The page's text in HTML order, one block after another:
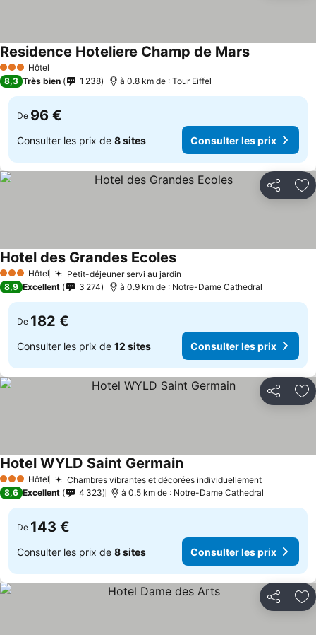
3 ÉtoilesHôtel
Residence Hoteliere Champ de Mars
8,3 Très bien 1 238 à 0.8 km de : Tour Eiffel
De 96 €
Consulter les prix de 8 sites Consulter les prix
Partager
3 ÉtoilesHôtel Petit-déjeuner servi au jardin
Hotel des Grandes Ecoles
8,9 Excellent 3 274 à 0.9 km de : Notre-Dame Cathedral
De 182 €
Consulter les prix de 12 sites Consulter les prix
Partager
3 ÉtoilesHôtel Chambres vibrantes et décorées individuellement
Hotel WYLD Saint Germain
8,6 Excellent 4 323 à 0.5 km de : Notre-Dame Cathedral
De 143 €
Consulter les prix de 8 sites Consulter les prix
Partager